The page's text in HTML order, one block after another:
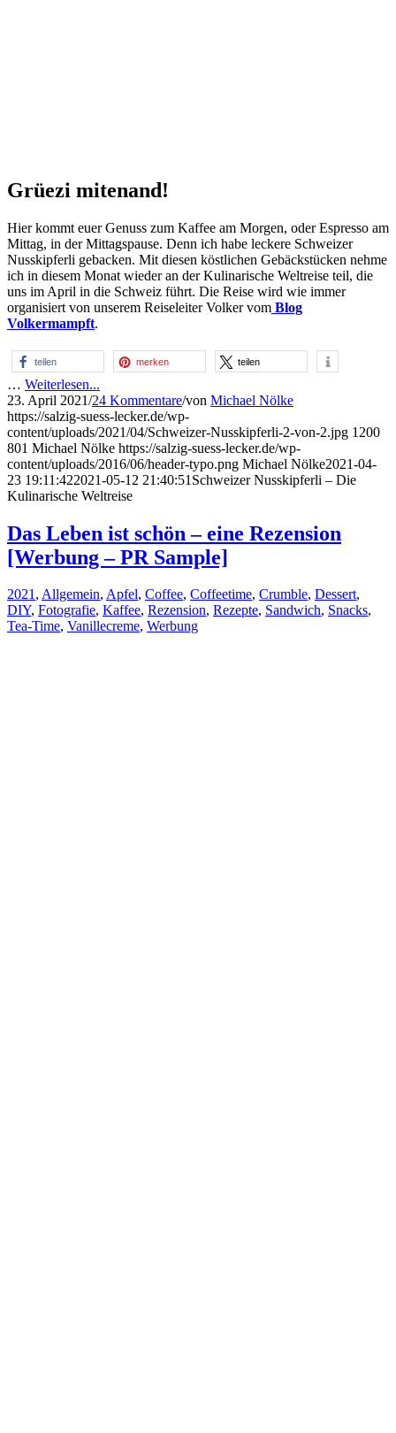
Grüezi mitenand!
Hier kommt euer Genuss zum Kaffee am Morgen, oder Espresso am
Mittag, in der Mittagspause. Denn ich habe leckere Schweizer
Nusskipferli gebacken. Mit diesen köstlichen Gebäckstücken nehme
ich in diesem Monat wieder an der Kulinarische Weltreise teil, die
uns im April in die Schweiz führt. Die Reise wird wie immer
organisiert von unserem Reiseleiter Volker vom Blog
Volkermampft.
teilen merken teilen
… Weiterlesen...
23. April 2021/24 Kommentare/von Michael Nölke
https://salzig-suess-lecker.de/wp-
content/uploads/2021/04/Schweizer-Nusskipferli-2-von-2.jpg 1200
801 Michael Nölke https://salzig-suess-lecker.de/wp-
content/uploads/2016/06/header-typo.png Michael Nölke2021-04-
23 19:11:422021-05-12 21:40:51 Schweizer Nusskipferli – Die
Kulinarische Weltreise
Das Leben ist schön – eine Rezension
[Werbung – PR Sample]
2021, Allgemein, Apfel, Coffee, Coffeetime, Crumble, Dessert,
DIY, Fotografie, Kaffee, Rezension, Rezepte, Sandwich, Snacks,
Tea-Time, Vanillecreme, Werbung